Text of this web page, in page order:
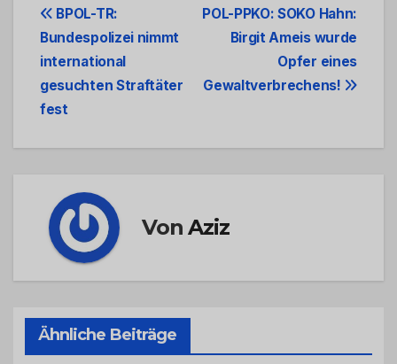
Beitrags-
Navigation
POL-PPKO: SOKO Hahn:
Birgit Ameis wurde
Opfer eines
Gewaltverbrechens!
BPOL-TR:
Bundespolizei nimmt
international
gesuchten Straftäter
fest
VonAziz
Ähnliche Beiträge